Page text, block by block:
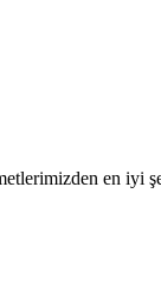
en iyi